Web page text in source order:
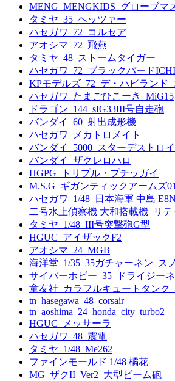
MENG_MENGKIDS_グローブマ
タミヤ_35_ヘッツァー
ハセガワ_72_コルセア
アオシマ_72_飛燕
タミヤ_48_ストームタイガー
ハセガワ_72_ブラックバード
KPモデルズ_72_デ・ハビランド_
ハセガワ_たまごひこーき_MiG15
ドラゴン_144_sIG33III号自走砲
バンダイ_60_射出成形機
ハセガワ_メカトロメイト
バンダイ_5000_スターデストロ
バンダイ_ザクレロハロ
HGPG_トリプル・プチッガイ
M.S.G_ギガンティックアームズ
ハセガワ_1/48_日本海軍 中島
二号水上偵察機 大和搭載機_リテ
タミヤ_1/48_III号突撃砲G型
HGUC_アイザックF2
アオシマ_24_MGB
海洋堂_1/35_35ガチャーネン_ス
サイバーホビー_35_ドライジーネ
童友社_カラフルキュートタンク
tn_hasegawa_48_corsair
tn_aoshima_24_honda_city_turbo2
HGUC_メッサーラ
ハセガワ_48_震電
タミヤ_1/48_Me262
ファインモールド 1/48 橘花
MG_ザクII_Ver2_大型ビーム砲